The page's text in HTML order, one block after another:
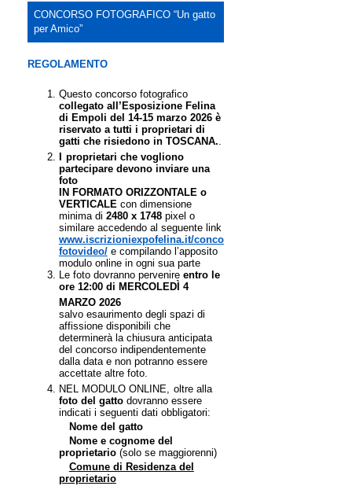
CONCORSO FOTOGRAFICO “Un gatto
per Amico”
REGOLAMENTO
Questo concorso fotografico
collegato all’Esposizione Felina
di Empoli del 14-15 marzo 2026 è
riservato a tutti i proprietari di
gatti che risiedono in TOSCANA..
proprietari che vogliono
partecipare devono inviare una
foto
IN FORMATO ORIZZONTALE o
VERTICALEcon dimensione
minima di 2480 x 1748pixel o
similare accedendo al seguente link
www.iscrizioniexpofelina.it/concorso-
fotovideo/e compilando l’apposito
modulo online in ogni sua parte
Le foto dovranno pervenire entro le
ore 12:00 di MERCOLEDÌ 4
MARZO 2026
salvo esaurimento degli spazi di
affissione disponibili che
determinerà la chiusura anticipata
del concorso indipendentemente
dalla data e non potranno essere
accettate altre foto.
NEL MODULO ONLINE, oltre alla
foto del gattodovranno essere
indicati i seguenti dati obbligatori:
Nome del gatto
Nome e cognome del
proprietario(solo se maggiorenni)
Comune di Residenza del
proprietario